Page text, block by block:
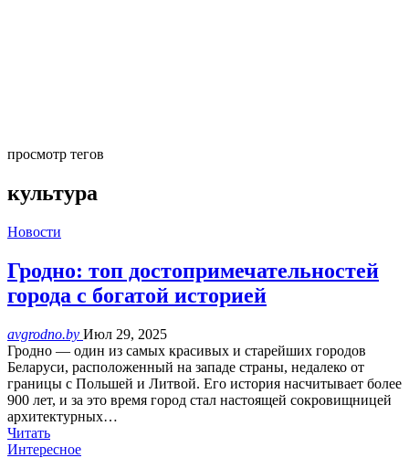
просмотр тегов
культура
Новости
Гродно: топ достопримечательностей
города с богатой историей
avgrodno.by Июл 29, 2025
Гродно — один из самых красивых и старейших городов
Беларуси, расположенный на западе страны, недалеко от
границы с Польшей и Литвой. Его история насчитывает более
900 лет, и за это время город стал настоящей сокровищницей
архитектурных…
Читать
Интересное